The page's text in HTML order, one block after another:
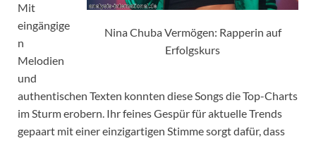
Nina Chuba Vermögen: Rapperin auf
Erfolgskurs
Mit
eingängige
n
Melodien
und
authentischen Texten konnten diese Songs die Top-Charts
im Sturm erobern. Ihr feines Gespür für aktuelle Trends
gepaart mit einer einzigartigen Stimme sorgt dafür, dass